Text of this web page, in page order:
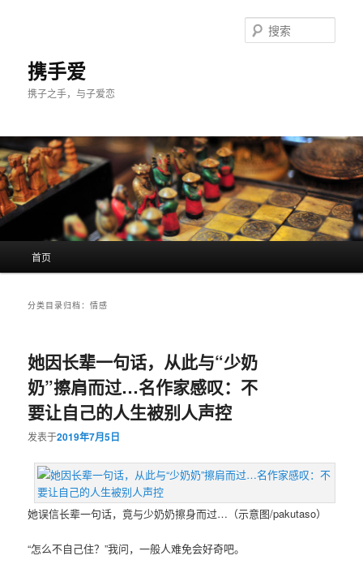
携手爱
携子之手，与子爱恋
索
首页
分类目录归档：情感
她因长辈一句话，从此与“少奶
奶”擦肩而过…名作家感叹：不
要让自己的人生被别人声控
发表于2019年7月5日
她误信长辈一句话，竟与少奶奶擦身而过…（示意图/pakutaso）
“怎么不自己住？”我问，一般人难免会好奇吧。